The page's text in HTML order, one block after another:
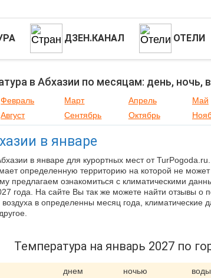
ДЗЕН.КАНАЛ ОТЕЛИ
в Абхазии по месяцам: день, ночь,
Февраль Март Апрель Май
Август Сентябрь Октябрь
в январе
в январе для курортных мест от
определенную территорию на которой не
предлагаем ознакомиться с климатическими
года. На сайте Вы так же можете найти отзывы о
в определенны месяц года, климатические
Температура на январь 2027 по
днем ночью воды